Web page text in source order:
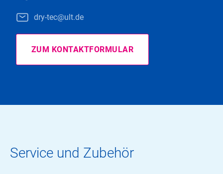
dry-tec@ult.de
ZUM KONTAKTFORMULAR
Service und Zubehör